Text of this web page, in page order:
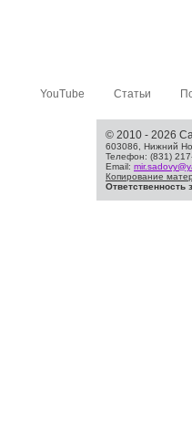
YouTube Статьи
© 2010 - 2026
603086, Нижний
Телефон: (831)
Email:
Копирование
Ответственность